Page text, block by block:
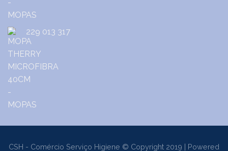
229 013 317
CSH - Comércio Serviço Higiene © Copyright 2019 | Powered